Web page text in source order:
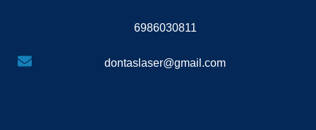
6986030811
dontaslaser@gmail.com